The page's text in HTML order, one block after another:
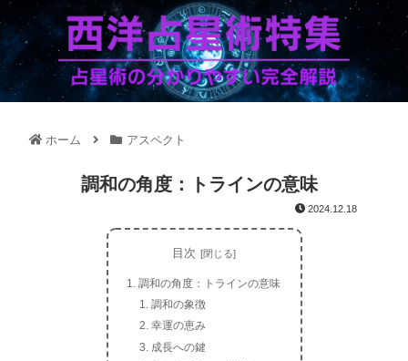
ホーム アスペクト
調和の角度：トラインの意味
2024.12.18
目次
調和の角度：トラインの意味
調和の象徴
幸運の恵み
成長への鍵